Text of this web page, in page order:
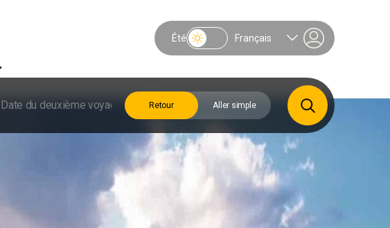
Été Français
Retour Aller simple